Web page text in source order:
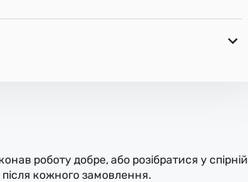
роботу добре, або розібратися у спірній
після кожного замовлення.